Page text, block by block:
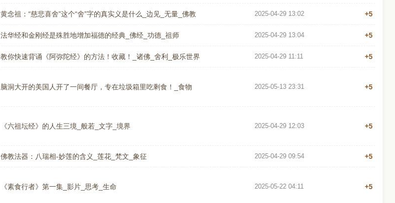
黄念祖：“慈悲喜舍”这个“舍”字的真实义是什么_边见_无量_佛教 2025-04-29 13:02 +5
法华经和金刚经是殊胜地增加福德的经典_佛经_功德_祖师 2025-04-29 13:04 +5
教你快速背诵《阿弥陀经》的方法！收藏！_诸佛_舍利_极乐世界 2025-04-29 11:11 +5
脑洞大开的美国人开了一间餐厅，专在垃圾箱里吃剩食！_食物 2025-05-13 23:31 +5
《六祖坛经》的人生三境_般若_文字_境界 2025-04-29 12:03 +5
佛教法器：八瑞相-妙莲的含义_莲花_梵文_象征 2025-04-29 09:54 +5
《素食行者》第一集_影片_思考_生命 2025-05-22 04:11 +5